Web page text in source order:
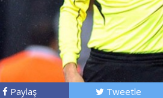
Paylaş Tweetle